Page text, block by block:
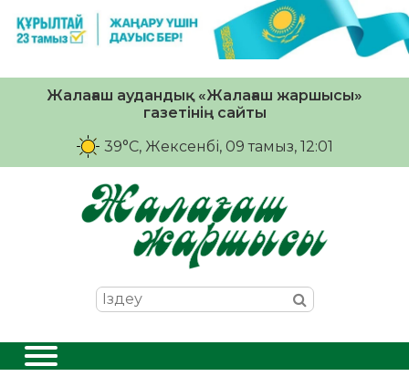
Жалағаш аудандық «Жалағаш жаршысы»
газетінің сайты
39°C, Жексенбі, 09 тамыз, 12:01